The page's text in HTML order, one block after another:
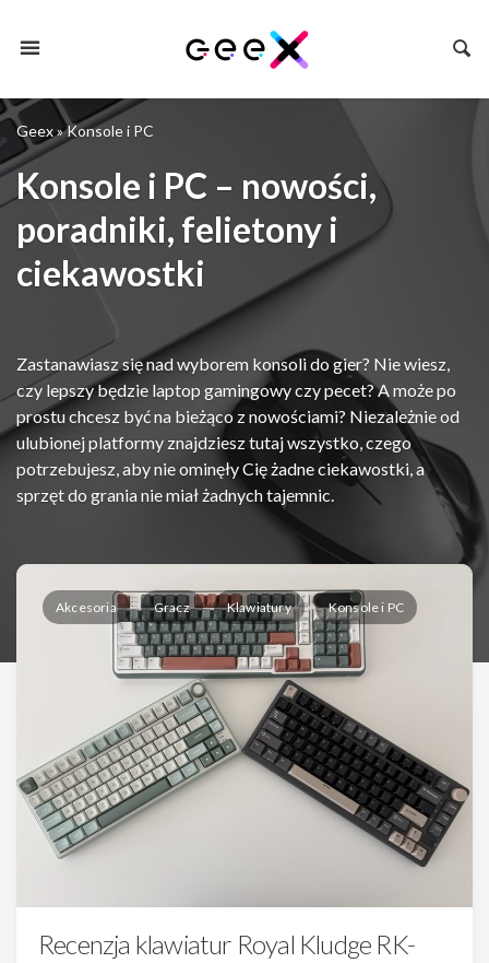
Geex»Konsole i PC
Konsole i PC – nowości,
poradniki, felietony i
ciekawostki
Zastanawiasz się nad wyborem konsoli do gier? Nie wiesz,
czy lepszy będzie laptop gamingowy czy pecet? A może po
prostu chcesz być na bieżąco z nowościami? Niezależnie od
ulubionej platformy znajdziesz tutaj wszystko, czego
potrzebujesz, aby nie ominęły Cię żadne ciekawostki, a
sprzęt do grania nie miał żadnych tajemnic.
Akcesoria Gracz Klawiatury Konsole i PC
Recenzja klawiatur Royal Kludge RK-